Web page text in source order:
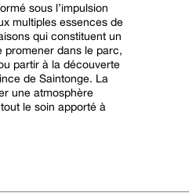
sous l’impulsion
multiples essences de
qui constituent un
promener dans le parc,
partir à la découverte
de Saintonge. La
une atmosphère
le soin apporté à